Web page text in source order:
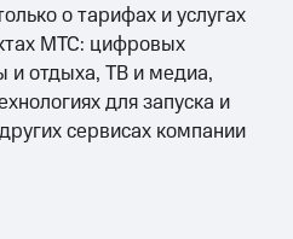
о тарифах и услугах
МТС: цифровых
и отдыха, ТВ и медиа,
для запуска и
сервисах компании